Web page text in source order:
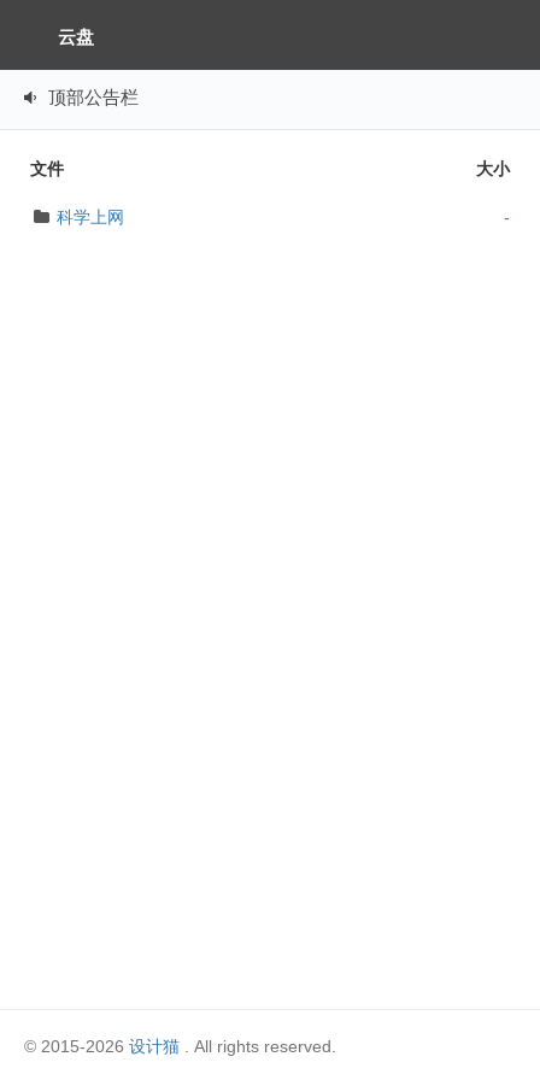
云盘
顶部公告栏
文件 大小
科学上网 -
© 2015-2026 设计猫 . All rights reserved.